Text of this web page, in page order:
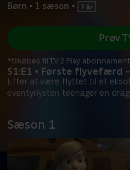
Børn • 1 sæson •
S1:E1 • Første flyvefærd
Efter at være flyttet til et
eventyrlysten teenager en
Prøv
*tilkøbes til TV 2 Play abonnement
Sæson 1